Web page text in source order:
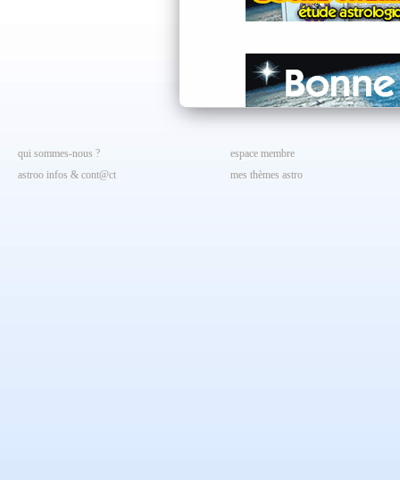
qui sommes-nous ?
astroo infos & cont@ct
espace membre
mes thèmes astro